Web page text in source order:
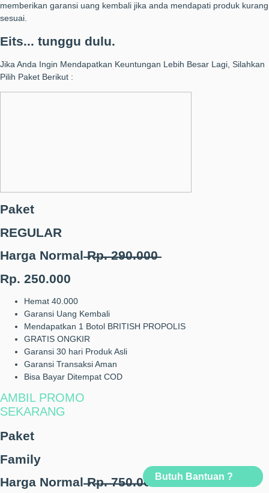
memberikan garansi uang kembali jika anda mendapati produk kurang
sesuai.
Eits... tunggu dulu.
Jika Anda Ingin Mendapatkan Keuntungan Lebih Besar Lagi, Silahkan
Pilih Paket Berikut :
Paket
REGULAR
Harga Normal ̶R̶p̶.̶ ̶2̶9̶0̶.̶0̶0̶0̶
Rp. 250.000
Hemat 40.000
Garansi Uang Kembali
Mendapatkan 1 Botol BRITISH PROPOLIS
GRATIS ONGKIR
Garansi 30 hari Produk Asli
Garansi Transaksi Aman
Bisa Bayar Ditempat COD
AMBIL PROMO
SEKARANG
Paket
Family
Harga Normal ̶R̶p̶.̶ ̶7̶5̶0̶.̶0̶0̶0̶Butuh Bantuan ?